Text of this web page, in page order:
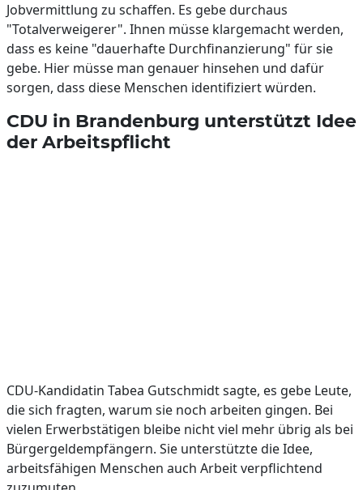
Jobvermittlung zu schaffen. Es gebe durchaus
"Totalverweigerer". Ihnen müsse klargemacht werden,
dass es keine "dauerhafte Durchfinanzierung" für sie
gebe. Hier müsse man genauer hinsehen und dafür
sorgen, dass diese Menschen identifiziert würden.
CDU in Brandenburg unterstützt Idee
der Arbeitspflicht
CDU-Kandidatin Tabea Gutschmidt sagte, es gebe Leute,
die sich fragten, warum sie noch arbeiten gingen. Bei
vielen Erwerbstätigen bleibe nicht viel mehr übrig als bei
Bürgergeldempfängern. Sie unterstützte die Idee,
arbeitsfähigen Menschen auch Arbeit verpflichtend